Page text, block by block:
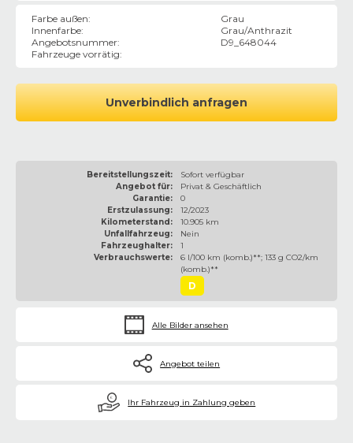
Farbe außen:
Grau
Innenfarbe:
Grau/Anthrazit
Angebotsnummer:
D9_648044
Fahrzeuge vorrätig:
Unverbindlich anfragen
Bereitstellungszeit:
Sofort verfügbar
Angebot für:
Privat & Geschäftlich
Garantie:
0
Erstzulassung:
12/2023
Kilometerstand:
10.905 km
Unfallfahrzeug:
Nein
Fahrzeughalter:
1
Verbrauchswerte:
6 l/100 km (komb.)**; 133 g CO2/km
(komb.)**
D
Alle Bilder ansehen
Angebot teilen
€ Ihr Fahrzeug in Zahlung geben